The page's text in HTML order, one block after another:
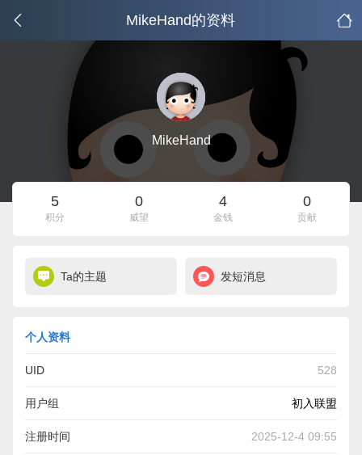
MikeHand的资料
MikeHand
5
积分
0
威望
4
金钱
0
贡献
Ta的主题 发短消息
个人资料
UID 528
用户组 初入联盟
注册时间 2025-12-4 09:55